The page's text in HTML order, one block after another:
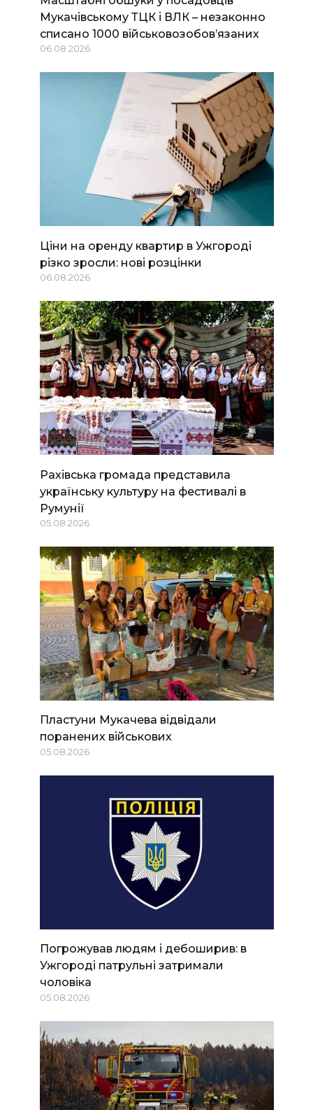
Мукачівському ТЦК і ВЛК – незаконно
списано 1000 військовозобов’язаних
06.08.2026
Ціни на оренду квартир в Ужгороді
різко зросли: нові розцінки
06.08.2026
Рахівська громада представила
українську культуру на фестивалі в
Румунії
05.08.2026
Пластуни Мукачева відвідали
поранених військових
05.08.2026
Погрожував людям і дебоширив: в
Ужгороді патрульні затримали
чоловіка
05.08.2026